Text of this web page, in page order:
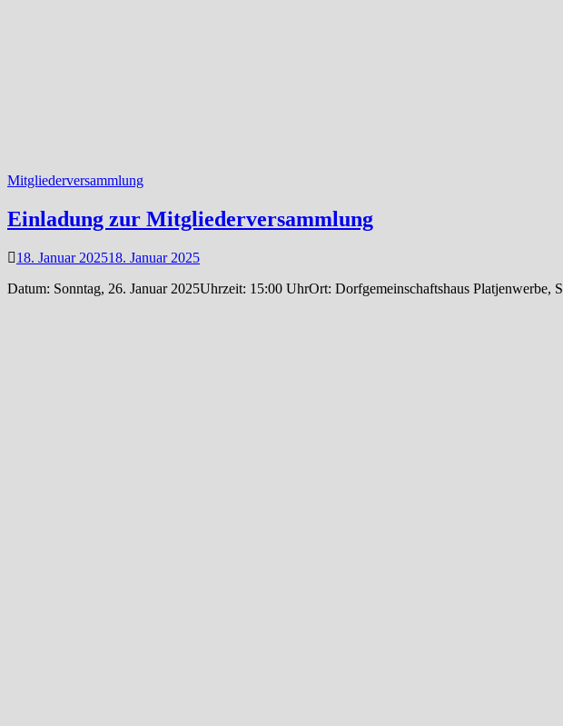
Mitgliederversammlung
Einladung zur Mitgliederversammlung
18. Januar 202518. Januar 2025
Datum: Sonntag, 26. Januar 2025Uhrzeit: 15:00 UhrOrt: Dorfgemeinschaftshaus